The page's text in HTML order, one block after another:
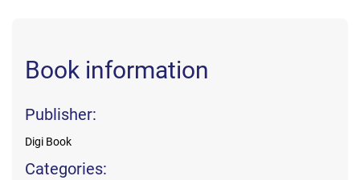
Book information
Publisher:
Digi Book
Categories: